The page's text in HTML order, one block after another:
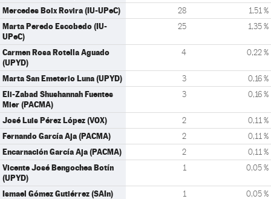
Mercedes Boix Rovira (IU-UPeC) 28 1,51 %
Marta Peredo Escobedo (IU-
UPeC)
25 1,35 %
Carmen Rosa Rotella Aguado
(UPYD)
4 0,22 %
Marta San Emeterio Luna (UPYD) 3 0,16 %
Eli-Zabad Shushannah Fuentes
Mier (PACMA)
3 0,16 %
José Luis Pérez López (VOX) 2 0,11 %
Fernando García Aja (PACMA) 2 0,11 %
Encarnación García Aja (PACMA) 2 0,11 %
Vicente José Bengochea Botín
(UPYD)
1 0,05 %
Ismael Gómez Gutiérrez (SAIn) 1 0,05 %